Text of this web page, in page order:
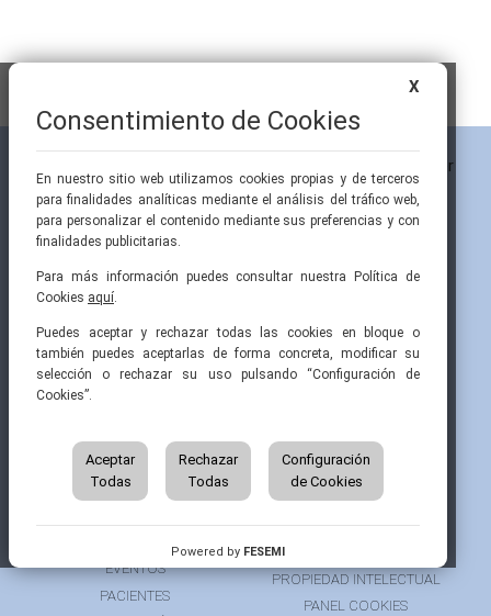
Pintor Ribera, 3
28016 Madrid
91 519 70 80
91 519 70 81
semi@fesemi.org
femi@fesemi.org
ÁREA DE SOCIO
GRUPOS DE TRABAJO
EVENTOS
PACIENTES
AVISO LEGAL
AVISO PARA PACIENTES
FINANCIACIÓN
POLÍTICA DE COOKIES
PROPIEDAD INTELECTUAL
PANEL COOKIES
X
Consentimiento de Cookies
En nuestro sitio web utilizamos cookies propias y de terceros
para finalidades analíticas mediante el análisis del tráfico web,
para personalizar el contenido mediante sus preferencias y con
finalidades publicitarias.
Para más información puedes consultar nuestra Política de
Cookies aquí
Puedes aceptar y rechazar todas las cookies en bloque o
también puedes aceptarlas de forma concreta, modificar su
selección o rechazar su uso pulsando “Configuración de
Cookies”.
Aceptar
Todas
Rechazar
Todas
Configuración
de Cookies
Powered by FESEMI